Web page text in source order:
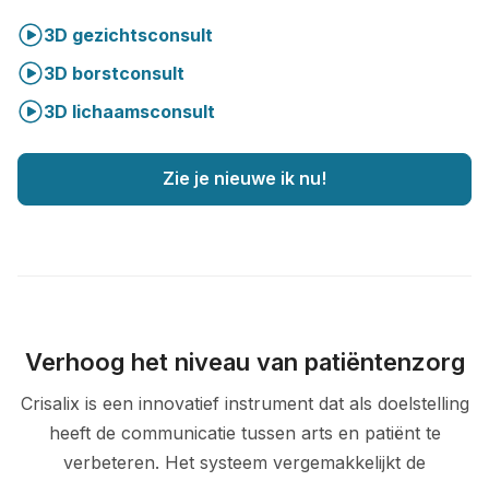
3D gezichtsconsult
3D borstconsult
3D lichaamsconsult
Zie je nieuwe ik nu!
Verhoog het niveau van patiëntenzorg
Crisalix is een innovatief instrument dat als doelstelling
heeft de communicatie tussen arts en patiënt te
verbeteren. Het systeem vergemakkelijkt de